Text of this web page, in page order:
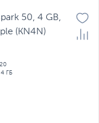
50, 4 GB,
(KN4N)
4 ГБ